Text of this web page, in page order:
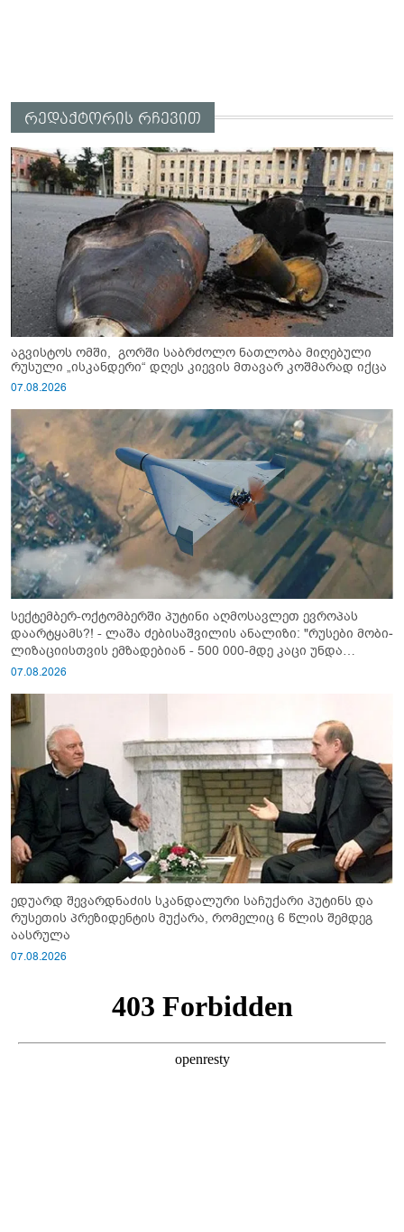
რედაქტორის რჩევით
აგვისტოს ომში, გორში საბრძოლო ნათლობა მიღებული
რუსული „ისკანდერი“ დღეს კიევის მთავარ კოშმარად იქცა
07.08.2026
სექტემბერ-ოქტომბერში პუტინი აღმოსავლეთ ევროპას
დაარტყამს?! - ლაშა ძებისაშვილის ანალიზი: "რუსები მობი­
ლიზაციისთვის ემზადებიან - 500 000-მდე კაცი უნდა
გაიწვიონ ომში"
07.08.2026
ედუარდ შევარდნაძის სკანდალური საჩუქარი პუტინს და
რუსეთის პრეზიდენტის მუქარა, რომელიც 6 წლის შემდეგ
აასრულა
07.08.2026